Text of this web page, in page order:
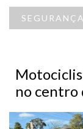
SEGURANÇA
no centro